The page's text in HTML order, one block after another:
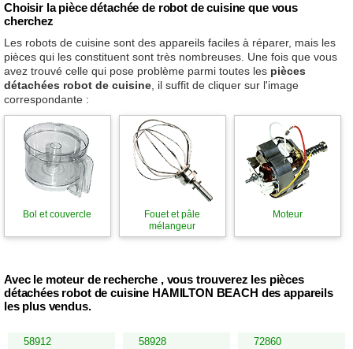
Choisir la pièce détachée de robot de cuisine que vous
cherchez
Les robots de cuisine sont des appareils faciles à réparer, mais les
pièces qui les constituent sont très nombreuses. Une fois que vous
avez trouvé celle qui pose problème parmi toutes les pièces
détachées robot de cuisine , il suffit de cliquer sur l'image
correspondante :
Bol et couvercle
Fouet et pâle
mélangeur
Moteur
Avec le moteur de recherche , vous trouverez les pièces
détachées robot de cuisine HAMILTON BEACH des appareils
les plus vendus.
58912 58928 72860